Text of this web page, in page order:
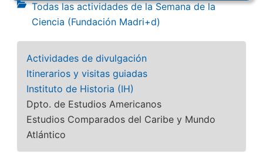
Todas las actividades de la Semana de la
Ciencia (Fundación Madri+d)
Actividades de divulgación
Itinerarios y visitas guiadas
Instituto de Historia (IH)
Dpto. de Estudios Americanos
Estudios Comparados del Caribe y Mundo
Atlántico